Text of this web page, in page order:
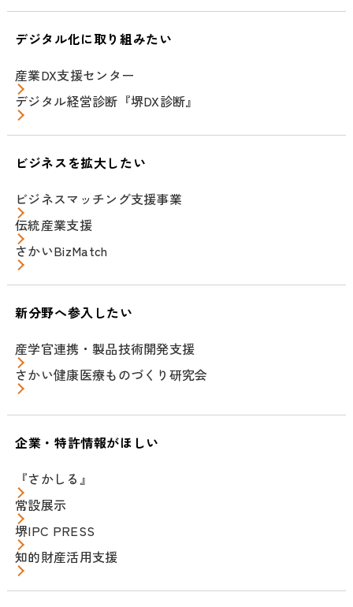
デジタル化に取り組みたい
産業DX支援センター
デジタル経営診断『堺DX診断』
ビジネスを拡大したい
ビジネスマッチング支援事業
伝統産業支援
さかいBizMatch
新分野へ参入したい
産学官連携・製品技術開発支援
さかい健康医療ものづくり研究会
企業・特許情報がほしい
『さかしる』
常設展示
堺IPC PRESS
知的財産活用支援